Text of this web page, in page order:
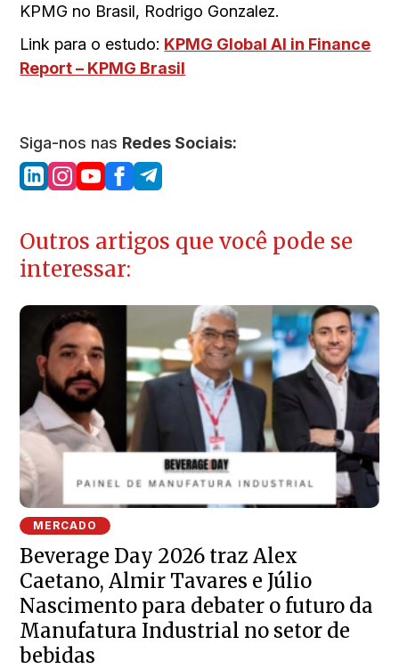
KPMG no Brasil, Rodrigo Gonzalez.
Link para o estudo: KPMG Global AI in Finance
Report – KPMG Brasil
Siga-nos nas Redes Sociais:
Outros artigos que você pode se
interessar:
MERCADO
Beverage Day 2026 traz Alex
Caetano, Almir Tavares e Júlio
Nascimento para debater o futuro da
Manufatura Industrial no setor de
bebidas